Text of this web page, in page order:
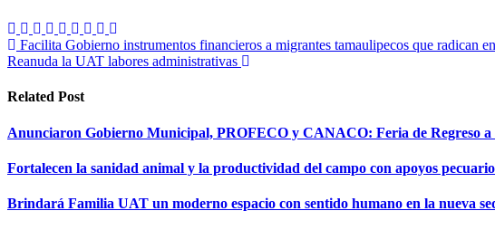
Navegación
de
entradas
Facilita Gobierno instrumentos financieros a migrantes tamaulipecos que radican
Reanuda la UAT labores administrativas
Related Post
Anunciaron Gobierno Municipal, PROFECO y CANACO: Feria de Regreso a
Fortalecen la sanidad animal y la productividad del campo con apoyos
Brindará Familia UAT un moderno espacio con sentido humano en la nueva